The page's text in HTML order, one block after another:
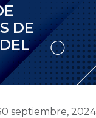
DE
septiembre, 2024